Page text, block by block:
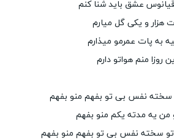
عشق باید شنا کنم
هزار و یکی گل میارم
به پات عمرمو میذارم
روزا منم هواتو دارم
سخته نفس بی تو بفهم منو بفهم
من یه مدته یکم منو بفهم
تو سخته نفس بی تو بفهم منو بفهم